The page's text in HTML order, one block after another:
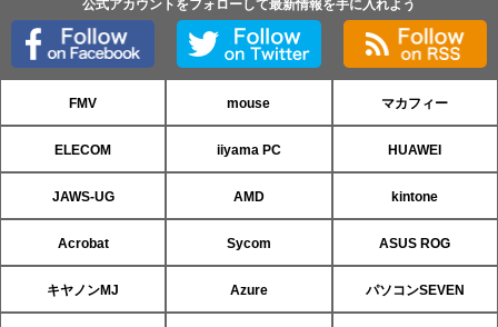
公式アカウントをフォローして最新情報を手に入れよう
FMV mouse マカフィー
ELECOM iiyama PC HUAWEI
JAWS-UG AMD kintone
Acrobat Sycom ASUS ROG
キヤノンMJ Azure パソコンSEVEN